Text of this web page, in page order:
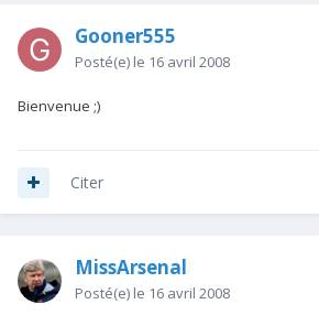
Gooner555
Posté(e) le 16 avril 2008
Bienvenue ;)
Citer
MissArsenal
Posté(e) le 16 avril 2008